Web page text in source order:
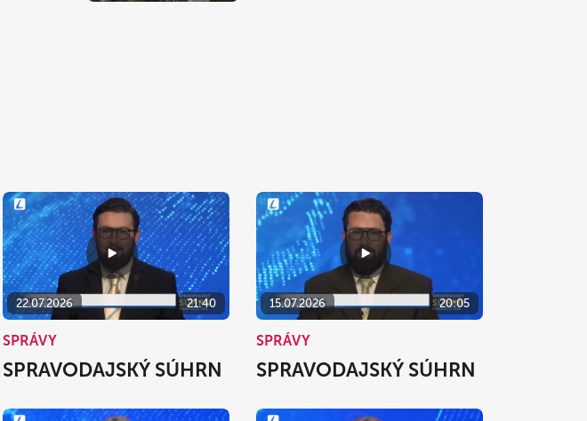
22.07.2026 21:40
SPRÁVY
SPRAVODAJSKÝ SÚHRN
15.07.2026 20:05
SPRÁVY
SPRAVODAJSKÝ SÚHRN